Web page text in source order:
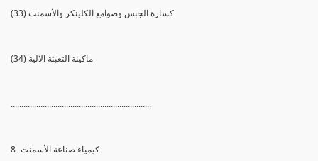
(33) كسارة الجبس وصوامع الكلينكر والأسمنت
(34) ماكينة التعبئة الآلية
..................................................................
8- كيمياء صناعة الأسمنت